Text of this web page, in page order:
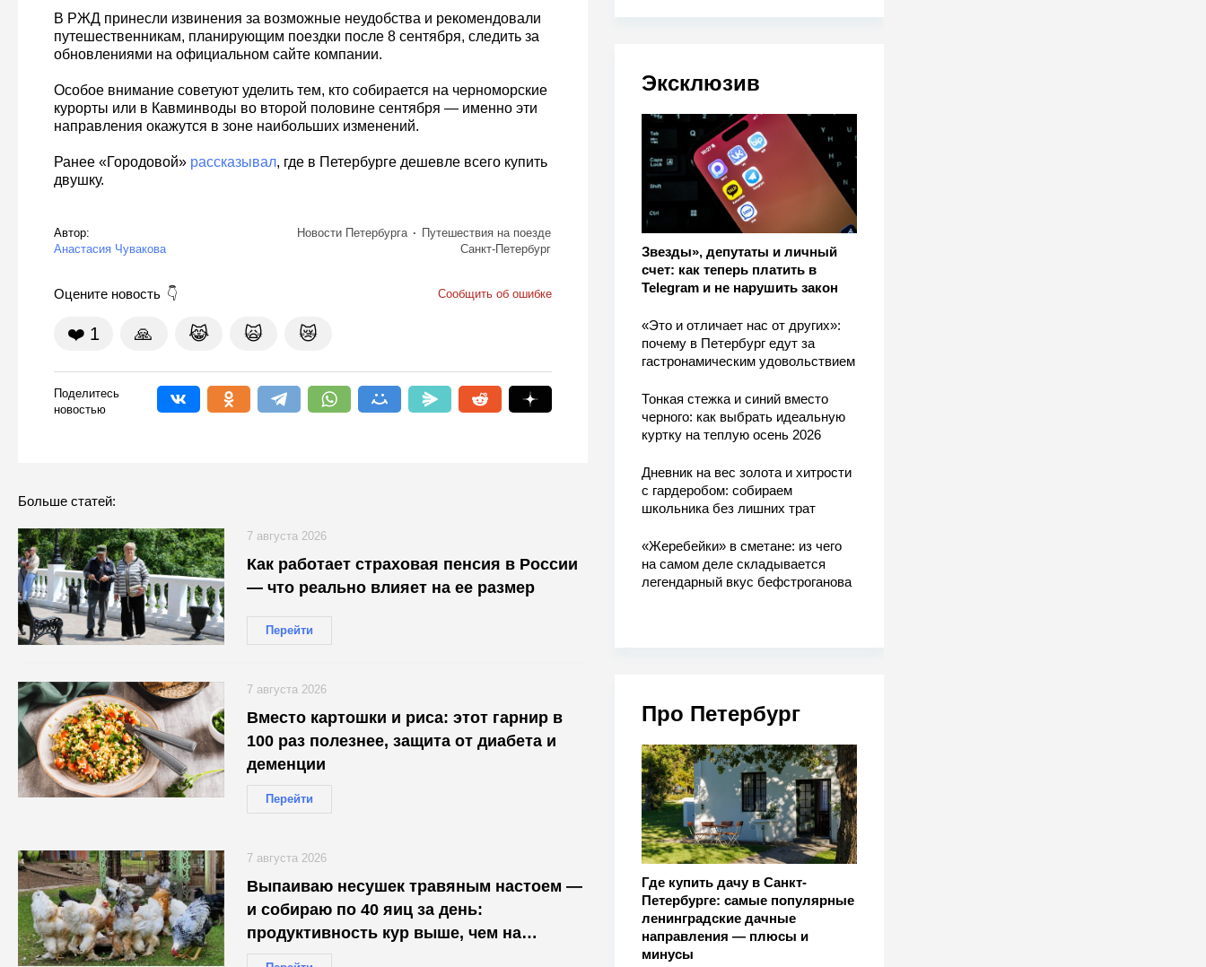
Эксклюзив
Звезды», депутаты и личный
счет: как теперь платить в
Telegram и не нарушить закон
«Это и отличает нас от других»:
почему в Петербург едут за
гастронамическим удовольствием
Тонкая стежка и синий вместо
черного: как выбрать идеальную
куртку на теплую осень 2026
Дневник на вес золота и хитрости
с гардеробом: собираем
школьника без лишних трат
«Жеребейки» в сметане: из чего
на самом деле складывается
легендарный вкус бефстроганова
Про Петербург
Где купить дачу в Санкт-
Петербурге: самые популярные
ленинградские дачные
направления — плюсы и
минусы
В РЖД принесли извинения за возможные неудобства и рекомендовали
путешественникам, планирующим поездки после 8 сентября, следить за
обновлениями на официальном сайте компании.
Особое внимание советуют уделить тем, кто собирается на черноморские
курорты или в Кавминводы во второй половине сентября — именно эти
направления окажутся в зоне наибольших изменений.
Ранее «Городовой» рассказывал, где в Петербурге дешевле всего купить
двушку.
Автор:
Анастасия Чувакова
Новости Петербурга
Путешествия на поезде
Санкт-Петербург
Оцените новость Сообщить об ошибке
❤️ 1 🙏 😹 🙀 😿
Поделитесь
новостью
Больше статей:
Как работает страховая пенсия в России
— что реально влияет на ее размер
Перейти
7 августа 2026
Вместо картошки и риса: этот гарнир в
100 раз полезнее, защита от диабета и
деменции
Перейти
7 августа 2026
Выпаиваю несушек травяным настоем —
и собираю по 40 яиц за день:
продуктивность кур выше, чем на
7 августа 2026